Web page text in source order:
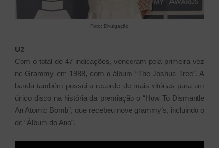
Foto: Divulgação
U2
Com o total de 47 indicações, venceram pela primeira vez
no Grammy em 1988, com o álbum “The Joshua Tree”. A
banda também possui o recorde de mais vitórias para um
único disco na história da premiação o “How To Dismantle
An Atomic Bomb”, que recebeu nove grammy’s, incluindo o
de “Álbum do Ano”.